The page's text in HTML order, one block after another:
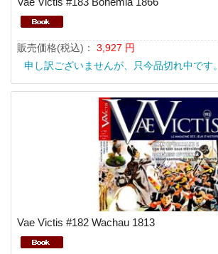
販売価格(税込)： 3,927 円
申し訳ございませんが、只今品切れ中です。
Vae Victis #182 Wachau 1813